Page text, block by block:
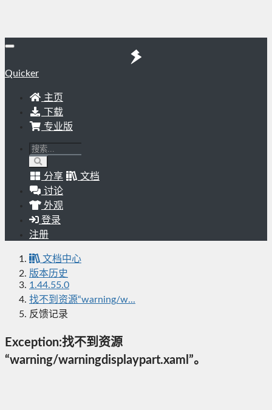
Quicker
主页
下载
专业版
分享
文档
讨论
外观
登录
注册
文档中心
版本历史
1.44.55.0
找不到资源“warning/w...
反馈记录
Exception:找不到资源
“warning/warningdisplaypart.xaml”。